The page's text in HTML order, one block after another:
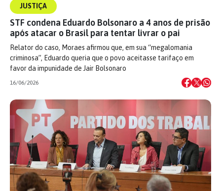
JUSTIÇA
STF condena Eduardo Bolsonaro a 4 anos de prisão
após atacar o Brasil para tentar livrar o pai
Relator do caso, Moraes afirmou que, em sua “megalomania
criminosa”, Eduardo queria que o povo aceitasse tarifaço em
favor da impunidade de Jair Bolsonaro
16/06/2026